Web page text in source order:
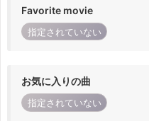
Favorite movie
指定されていない
お気に入りの曲
指定されていない